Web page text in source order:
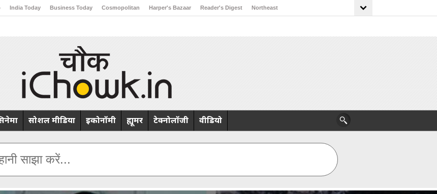
India Today Business Today Cosmopolitan Harper's Bazaar Reader's Digest Northeast
सोशल मीडिया इकोनॉमी ह्यूमर टेक्नोलॉजी वीडियो
साझा करें...